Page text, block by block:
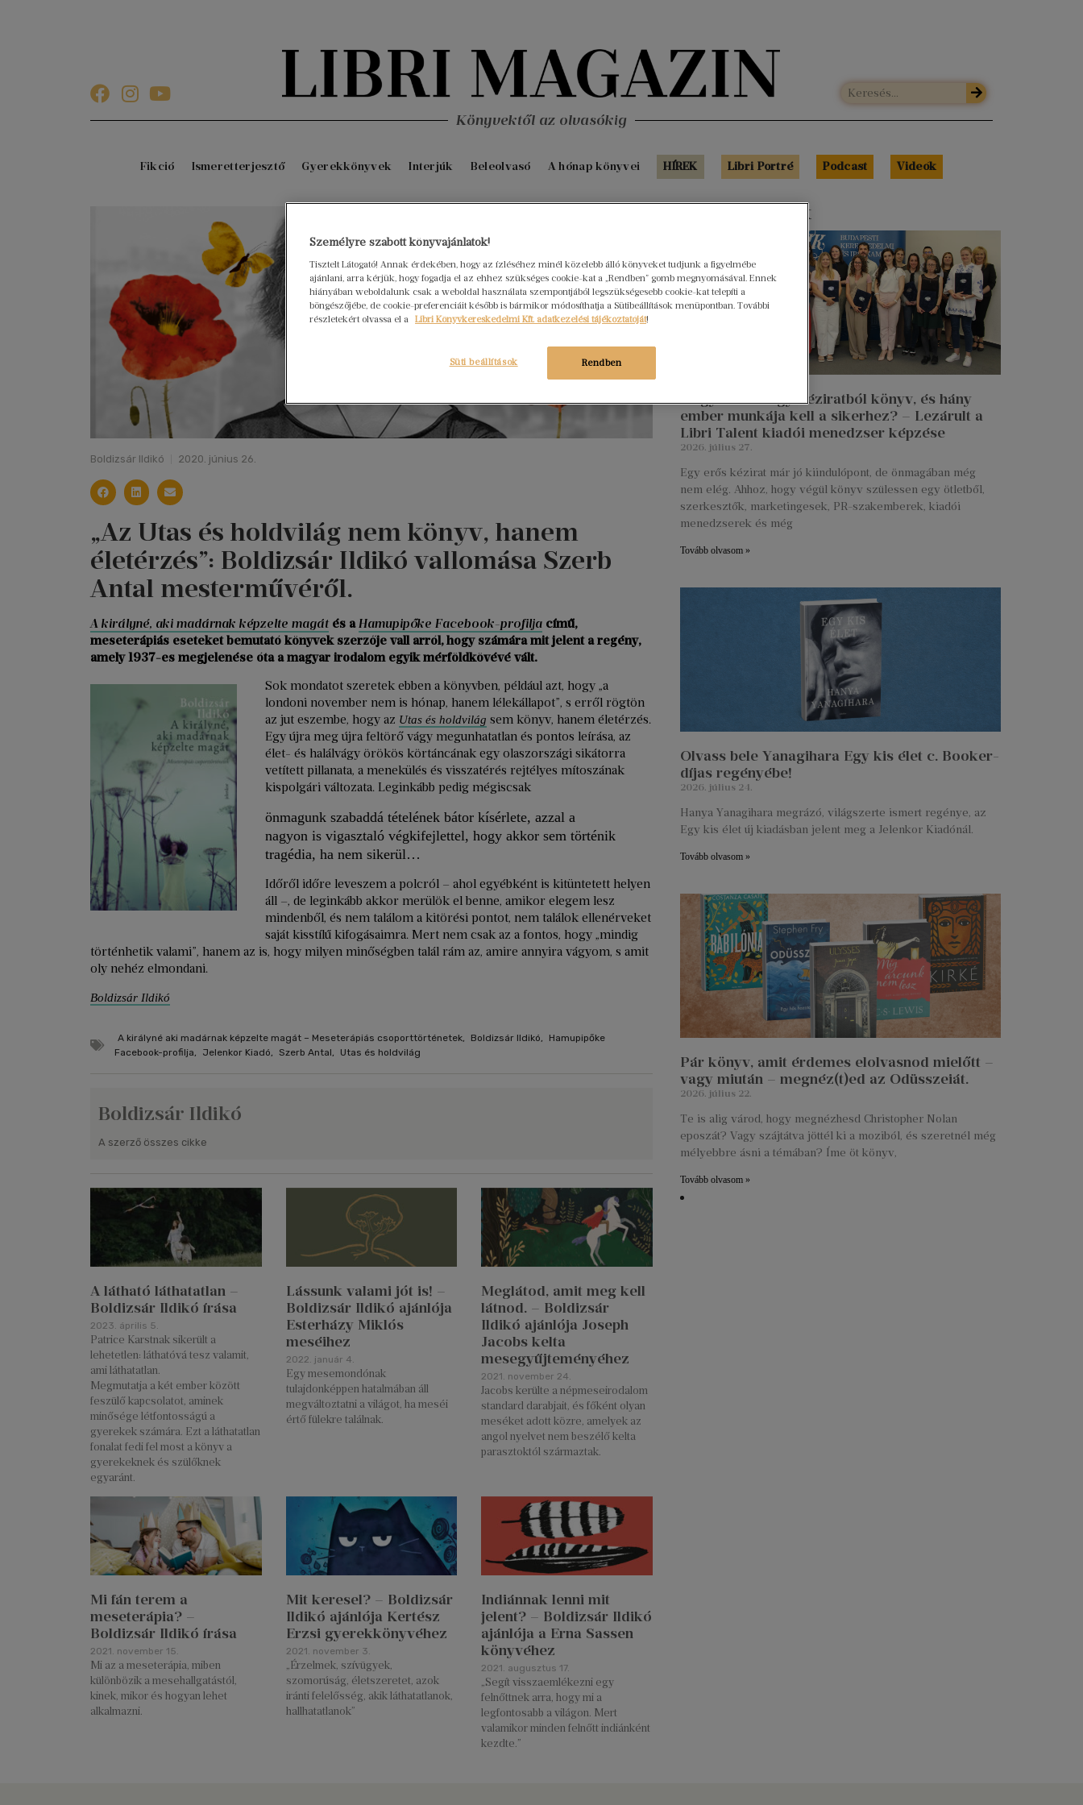
Könyvektől az olvasókig
Fikció Ismeretterjesztő Gyerekkönyvek Interjúk Beleolvasó A hónap könyvei HÍREK Libri Portré Podcast Videók
Boldizsár Ildikó 2020. június 26.
„Az Utas és holdvilág nem könyv, hanem
életérzés”: Boldizsár Ildikó vallomása Szerb
Antal mesterművéről.
A királyné, aki madárnak képzelte magátés aHamupipőke Facebook-profilja című,
meseterápiás eseteket bemutató könyvek szerzője vall arról, hogy számára mit jelent a regény,
amely 1937-es megjelenése óta a magyar irodalom egyik mérföldkövévé vált.
Sok mondatot szeretek ebben a könyvben, például azt, hogy „a
londoni november nem is hónap, hanem lélekállapot”, s erről rögtön
az jut eszembe, hogy az Utas és holdvilág sem könyv, hanem életérzés.
Egy újra meg újra feltörő vágy megunhatatlan és pontos leírása, az
élet- és halálvágy örökös körtáncának egy olaszországi sikátorra
vetített pillanata, a menekülés és visszatérés rejtélyes mítoszának
kispolgári változata. Leginkább pedig mégiscsak
önmagunk szabaddá tételének bátor kísérlete, azzal a
nagyon is vigasztaló végkifejlettel, hogy akkor sem történik
tragédia, ha nem sikerül…
Időről időre leveszem a polcról – ahol egyébként is kitüntetett helyen
áll –, de leginkább akkor merülök el benne, amikor elegem lesz
mindenből, és nem találom a kitörési pontot, nem találok ellenérveket
saját kisstílű kifogásaimra. Mert nem csak az a fontos, hogy „mindig
történhetik valami”, hanem az is, hogy milyen minőségben talál rám az, amire annyira vágyom, s amit
oly nehéz elmondani.
Boldizsár Ildikó
A királyné aki madárnak képzelte magát – Meseterápiás csoporttörténetek, Boldizsár Ildikó,
Hamupipőke
Facebook-profilja, Jelenkor Kiadó, Szerb Antal, Utas és holdvilág
Boldizsár Ildikó
A szerző összes cikke
A látható láthatatlan –
Boldizsár Ildikó írása
2023. április 5.
Patrice Karstnak sikerült a
lehetetlen: láthatóvá tesz valamit,
ami láthatatlan.
Megmutatja a két ember között
feszülő kapcsolatot, aminek
minősége létfontosságú a
gyerekek számára. Ezt a láthatatlan
fonalat fedi fel most a könyv a
gyerekeknek és szülőknek
egyaránt.
Lássunk valami jót is! –
Boldizsár Ildikó ajánlója
Esterházy Miklós
meséihez
2022. január 4.
Egy mesemondónak
tulajdonképpen hatalmában áll
megváltoztatni a világot, ha meséi
értő fülekre találnak.
Meglátod, amit meg kell
látnod. – Boldizsár
Ildikó ajánlója Joseph
Jacobs kelta
mesegyűjteményéhez
2021. november 24.
Jacobs kerülte a népmeseirodalom
standard darabjait, és főként olyan
meséket adott közre, amelyek az
angol nyelvet nem beszélő kelta
parasztoktól származtak.
Mi fán terem a
meseterápia? –
Boldizsár Ildikó írása
2021. november 15.
Mi az a meseterápia, miben
különbözik a mesehallgatástól,
kinek, mikor és hogyan lehet
alkalmazni.
Mit keresel? – Boldizsár
Ildikó ajánlója Kertész
Erzsi gyerekkönyvéhez
2021. november 3.
„Érzelmek, szívügyek,
szomorúság, életszeretet, azok
iránti felelősség, akik láthatatlanok,
hallhatatlanok”
Indiánnak lenni mit
jelent? – Boldizsár Ildikó
ajánlója a Erna Sassen
könyvéhez
2021. augusztus 17.
„Segít visszaemlékezni egy
felnőttnek arra, hogy mi a
legfontosabb a világon. Mert
valamikor minden felnőtt indiánként
kezdte.”
Friss cikkeink
Hogyan lesz egy kéziratból könyv, és hány
ember munkája kell a sikerhez? – Lezárult a
Libri Talent kiadói menedzser képzése
2026. július 27.
Egy erős kézirat már jó kiindulópont, de önmagában még
nem elég. Ahhoz, hogy végül könyv szülessen egy ötletből,
szerkesztők, marketingesek, PR-szakemberek, kiadói
menedzserek és még
Tovább olvasom »
Olvass bele Yanagihara Egy kis élet c. Booker-
díjas regényébe!
2026. július 24.
Hanya Yanagihara megrázó, világszerte ismert regénye, az
Egy kis élet új kiadásban jelent meg a Jelenkor Kiadónál.
Tovább olvasom »
Pár könyv, amit érdemes elolvasnod mielőtt –
vagy miután – megnéz(t)ed az Odüsszeiát.
2026. július 22.
Te is alig várod, hogy megnézhesd Christopher Nolan
eposzát? Vagy szájtátva jöttél ki a moziból, és szeretnél még
mélyebbre ásni a témában? Íme öt könyv,
Tovább olvasom »
Személyre szabott könyvajánlatok!
Tisztelt Látogató! Annak érdekében, hogy az ízléséhez minél közelebb álló könyveket tudjunk a figyelmébe
ajánlani, arra kérjük, hogy fogadja el az ehhez szükséges cookie-kat a „Rendben” gomb megnyomásával. Ennek
hiányában weboldalunk csak a weboldal használata szempontjából legszükségesebb cookie-kat telepíti a
böngészőjébe, de cookie-preferenciáit később is bármikor módosíthatja a Sütibeállítások menüpontban. További
részletekért olvassa el a Libri Könyvkereskedelmi Kft. adatkezelési tájékoztatóját!
Rendben
Süti beállítások